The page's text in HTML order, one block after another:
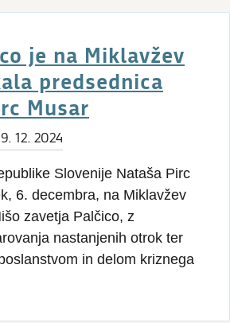
je na Miklavžev
predsednica
Musar
12. 2024
Slovenije Nataša Pirc
6. decembra, na Miklavžev
zavetja Palčico, z
nastanjenih otrok ter
in delom kriznega